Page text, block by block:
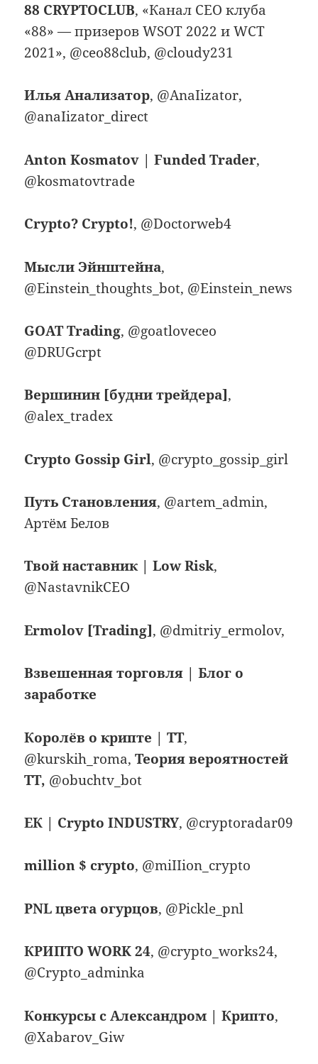
88 CRYPTOCLUB, «Канал СЕО клуба
«88» — призеров WSOT 2022 и WCT
2021», @ceo88club, @cloudy231
Илья Анализатор, @AnaIizator,
@anaIizator_direct
Anton Kosmatov | Funded Trader,
@kosmatovtrade
Crypto? Crypto!, @Doctorweb4
Мысли Эйнштейна,
@Einstein_thoughts_bot, @Einstein_news
GOAT Trading, @goatloveceo
@DRUGcrpt
Вершинин [будни трейдера],
@alex_tradex
Crypto Gossip Girl, @crypto_gossip_girl
Путь Становления, @artem_admin,
Артём Белов
Твой наставник | Low Risk,
@NastavnikCEO
Ermolov [Trading], @dmitriy_ermolov,
Взвешенная торговля | Блог о
заработке
Королёв о крипте | TT,
@kurskih_roma,Теория вероятностей
ТТ, @obuchtv_bot
ЕК | Crypto INDUSTRY, @cryptoradar09
million $ crypto, @miIIion_crypto
PNL цвета огурцов, @Pickle_pnl
КРИПТО WORK 24, @crypto_works24,
@Crypto_adminka
Конкурсы с Александром | Крипто,
@Xabarov_Giw